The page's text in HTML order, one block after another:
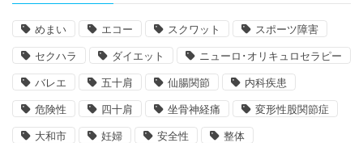
めまい エコー スクワット スポーツ障害
セクハラ ダイエット ニューロ･オリキュロセラピー
バレエ 五十肩 仙腸関節 内科疾患
危険性 四十肩 坐骨神経痛 変形性股関節症
大和市 妊婦 安全性 整体